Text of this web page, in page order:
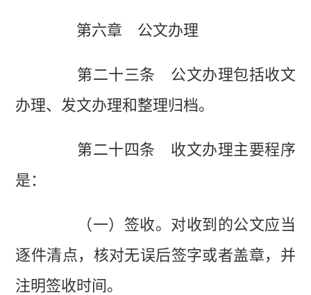
第六章 公文办理
第二十三条 公文办理包括收文
办理、发文办理和整理归档。
第二十四条 收文办理主要程序
是：
（一）签收。对收到的公文应当
逐件清点，核对无误后签字或者盖章，并
注明签收时间。